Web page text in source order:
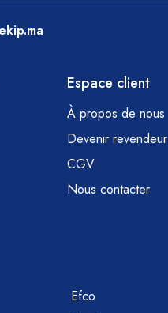
Espace client
À propos de nous
Devenir revendeur
CGV
Nous contacter
Efco